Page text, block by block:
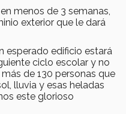
menos de 3 semanas,
exterior que le dará
esperado edificio estará
ciclo escolar y no
de 130 personas que
lluvia y esas heladas
este glorioso